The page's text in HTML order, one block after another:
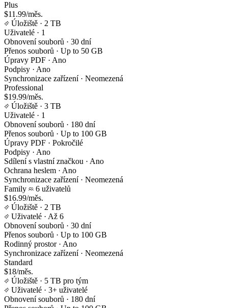
Plus
$11.99/měs.
Úložiště · 2 TB
Uživatelé · 1
Obnovení souborů · 30 dní
Přenos souborů · Up to 50 GB
Úpravy PDF · Ano
Podpisy · Ano
Synchronizace zařízení · Neomezená
Professional
$19.99/měs.
Úložiště · 3 TB
Uživatelé · 1
Obnovení souborů · 180 dní
Přenos souborů · Up to 100 GB
Úpravy PDF · Pokročilé
Podpisy · Ano
Sdílení s vlastní značkou · Ano
Ochrana heslem · Ano
Synchronizace zařízení · Neomezená
Family
6 uživatelů
$16.99/měs.
Úložiště · 2 TB
Uživatelé · Až 6
Obnovení souborů · 30 dní
Přenos souborů · Up to 100 GB
Rodinný prostor · Ano
Synchronizace zařízení · Neomezená
Standard
$18/měs.
Úložiště · 5 TB pro tým
Uživatelé · 3+ uživatelé
Obnovení souborů · 180 dní